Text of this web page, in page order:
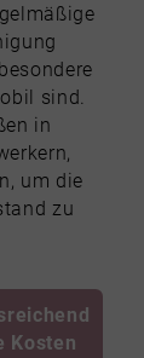
sind.
in
um die
zu
Kosten